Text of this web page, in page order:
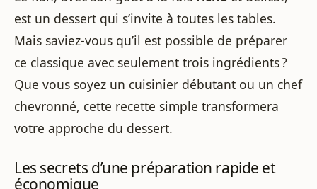
est un dessert qui s’invite à toutes les tables.
Mais saviez-vous qu’il est possible de préparer
ce classique avec seulement trois ingrédients ?
Que vous soyez un cuisinier débutant ou un chef
chevronné, cette recette simple transformera
votre approche du dessert.
Les secrets d’une préparation rapide et
économique